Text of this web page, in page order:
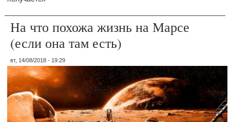
На что похожа жизнь на Марсе
(если она там есть)
вт, 14/08/2018 - 19:29